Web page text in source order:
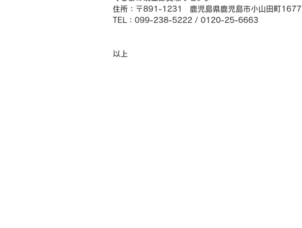
住所：〒891-1231 鹿児島県鹿児島市小山田町1677
TEL：099-238-5222 / 0120-25-6663
以上